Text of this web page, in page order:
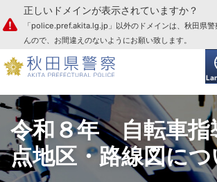
本文へ
正しいドメインが表示されていますか？
「police.pref.akita.lg.jp」以外のドメインは、秋田県
んので、お間違えのないようにお願い致します。
令和８年 自転車指
点地区・路線図につ